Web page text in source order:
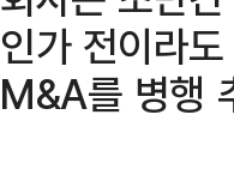
인가 전이라
M&A를 병행